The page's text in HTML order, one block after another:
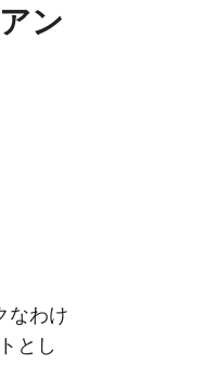
ン
なわけ
とし